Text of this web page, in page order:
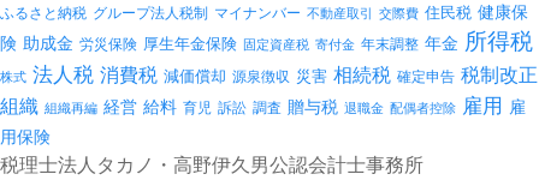
ふるさと納税 グループ法人税制 マイナンバー 不動産取引 交際費 住民税 健康保
険 助成金 労災保険 厚生年金保険 固定資産税 寄付金 年末調整 年金 所得税
株式 法人税 消費税 減価償却 源泉徴収 災害 相続税 確定申告 税制改正
組織 組織再編 経営 給料 育児 訴訟 調査 贈与税 退職金 配偶者控除 雇用 雇
用保険
税理士法人タカノ・高野伊久男公認会計士事務所